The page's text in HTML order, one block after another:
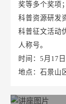
奖等多个奖项
科普资源研发
科普征文活动
人称号。
时间：5月17
地点：石景山